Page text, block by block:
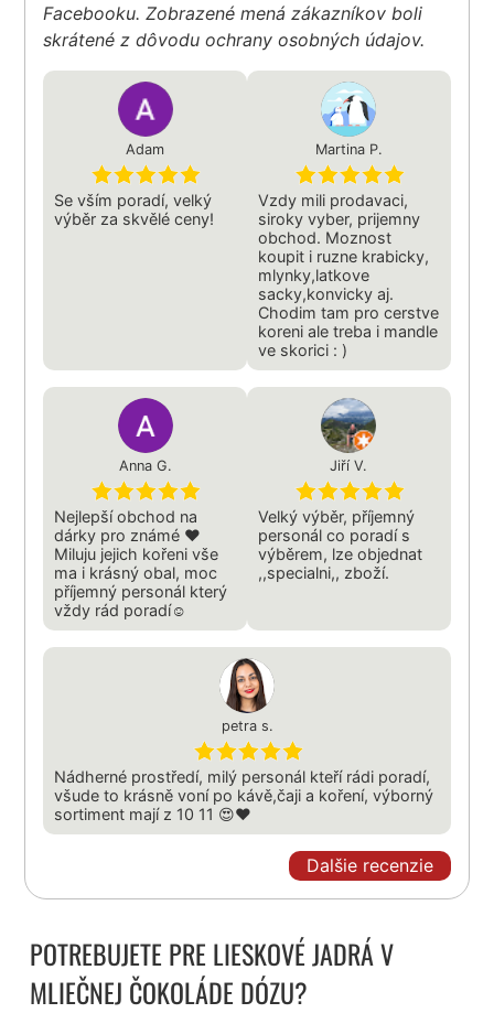
Facebooku. Zobrazené mená zákazníkov boli
skrátené z dôvodu ochrany osobných údajov.
Adam
Se vším poradí, velký
výběr za skvělé ceny!
Martina P.
Vzdy mili prodavaci,
siroky vyber, prijemny
obchod. Moznost
koupit i ruzne krabicky,
mlynky,latkove
sacky,konvicky aj.
Chodim tam pro cerstve
koreni ale treba i mandle
ve skorici : )
Anna G.
Nejlepší obchod na
dárky pro známé ❤️
Miluju jejich kořeni vše
ma i krásný obal, moc
příjemný personál který
vždy rád poradí☺️
Jiří V.
Velký výběr, příjemný
personál co poradí s
výběrem, lze objednat
,,specialni,, zboží.
petra s.
Nádherné prostředí, milý personál kteří rádi poradí,
všude to krásně voní po kávě,čaji a koření, výborný
sortiment mají z 10 11 😍❤️
Dalšie recenzie
POTREBUJETE PRE LIESKOVÉ JADRÁ V
MLIEČNEJ ČOKOLÁDE DÓZU?